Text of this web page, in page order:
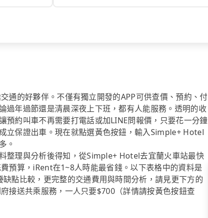
的好夥伴。不僅有獨立開發的APP可供查價、預約、付
過年過節還是清晨深夜上下班，都有人能服務。透明的收
預約叫車不再需要打電話或加LINE問報價，只要花一分鐘
立保證出車。現在就點選黃色按鈕，輸入Simple+ Hotel
。
整理與分析後得知，從Simple+ Hotel去宜蘭火車站最快
預算，iRent在1~8人時能最省錢。以下表格中的資料是
點比較，更完整的交通費用與時間分析，請見更下方的
接送共乘服務，一人只要$700（詳情請按黃色按鈕查